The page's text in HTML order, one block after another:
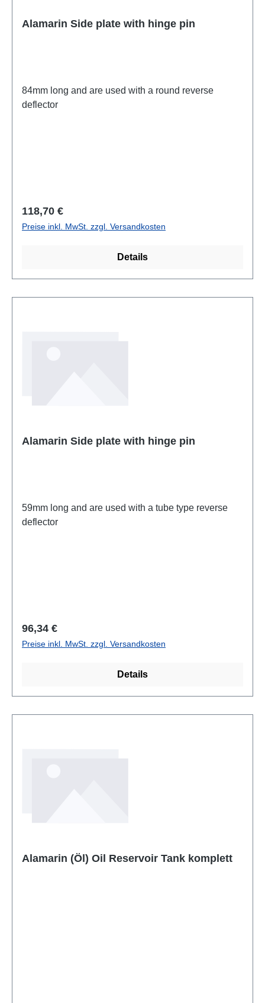
Alamarin Side plate with hinge pin
84mm long and are used with a round reverse
deflector
Regulärer Preis:
118,70 €
Preise inkl. MwSt. zzgl. Versandkosten
Details
Alamarin Side plate with hinge pin
59mm long and are used with a tube type reverse
deflector
Regulärer Preis:
96,34 €
Preise inkl. MwSt. zzgl. Versandkosten
Details
Alamarin (Öl) Oil Reservoir Tank komplett